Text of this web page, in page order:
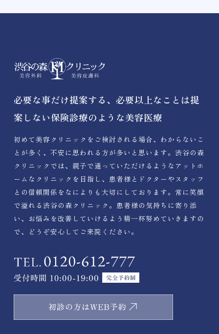
必要な事だけ提案する、必要以上なことは提
案しない保険診療のような美容医療
初めて美容クリニックをご検討される場合、わからないこ
とが多く、不安に思われる方が多いと思います。渋谷の森
クリニックでは、親子で通っていただけるようなアットホ
ームなクリニックを目指し、患者様とドクターやスタッフ
との信頼関係をなによりも大切にしております。常に笑顔
で溢れる渋谷の森クリニック。患者様の気持ちに寄り添
い、お悩みを改善していけるよう精一杯努めていきますの
で、どうぞ安心してご来院ください。